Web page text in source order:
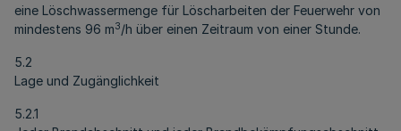
eine Löschwassermenge für Löscharbeiten der Feuerwehr von
mindestens 96 m3/h über einen Zeitraum von einer Stunde.
5.2
Lage und Zugänglichkeit
5.2.1